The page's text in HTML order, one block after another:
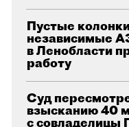
Пустые
независимые
в Ленобласти
работу
Суд
взысканию 40
с совладелицы